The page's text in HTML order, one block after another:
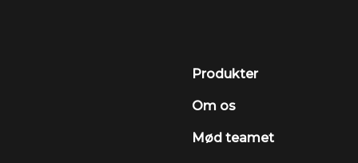
Produkter
Om os
Mød teamet